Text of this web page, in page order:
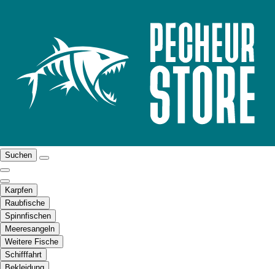
Suchen
Karpfen
Raubfische
Spinnfischen
Meeresangeln
Weitere Fische
Schifffahrt